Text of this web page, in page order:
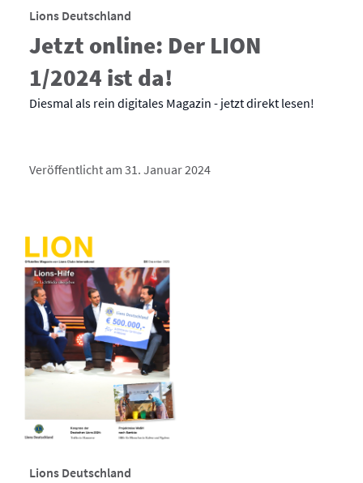
Lions Deutschland
Jetzt online: Der LION
1/2024 ist da!
Diesmal als rein digitales Magazin - jetzt direkt lesen!
Veröffentlicht am 31. Januar 2024
Lions Deutschland